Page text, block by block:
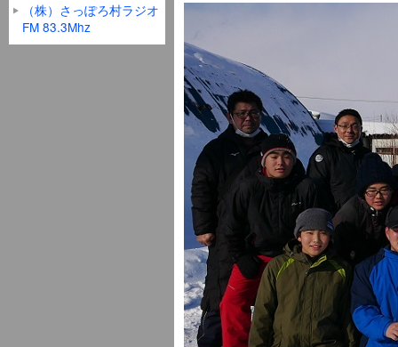
（株）さっぽろ村ラジオ
FM 83.3Mhz